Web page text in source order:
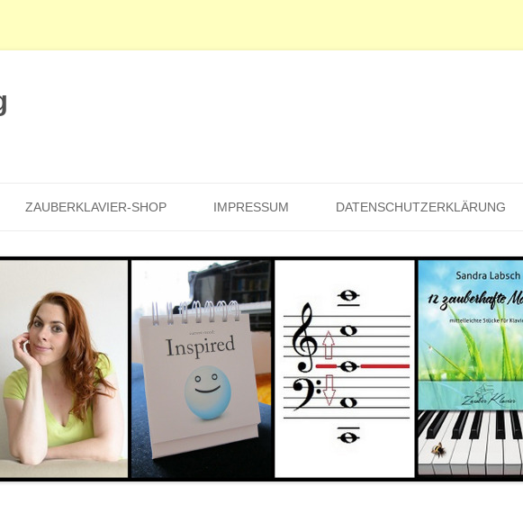
Inhalt
ZAUBERKLAVIER-SHOP IMPRESSUM DATENSCHUTZERKLÄRUNG